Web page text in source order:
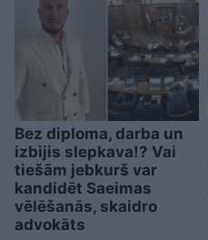
Bez diploma, darba un
izbijis slepkava!? Vai
tiešām jebkurš var
kandidēt Saeimas
vēlēšanās, skaidro
advokāts